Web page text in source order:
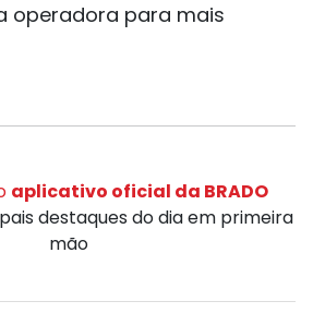
operadora para mais
aplicativo oficial da BRADO
destaques do dia em primeira
mão